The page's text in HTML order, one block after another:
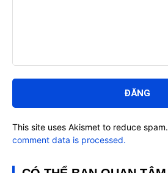
luận:
This site uses Akismet to reduce spam.
comment data is processed.